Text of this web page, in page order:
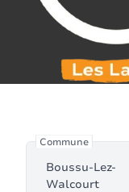
Commune
Boussu-Lez-
Walcourt